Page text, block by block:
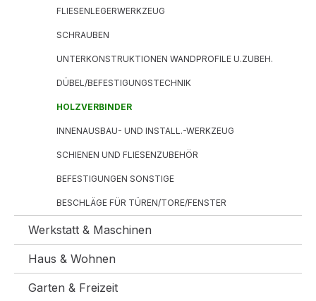
FLIESENLEGERWERKZEUG
SCHRAUBEN
UNTERKONSTRUKTIONEN WANDPROFILE U.ZUBEH.
DÜBEL/BEFESTIGUNGSTECHNIK
HOLZVERBINDER
INNENAUSBAU- UND INSTALL.-WERKZEUG
SCHIENEN UND FLIESENZUBEHÖR
BEFESTIGUNGEN SONSTIGE
BESCHLÄGE FÜR TÜREN/TORE/FENSTER
Werkstatt & Maschinen
Haus & Wohnen
Garten & Freizeit